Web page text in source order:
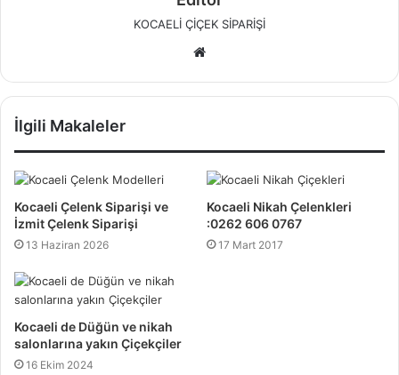
KOCAELİ ÇİÇEK SİPARİŞİ
b
e
s
i
İlgili Makaleler
Kocaeli Çelenk Siparişi ve
İzmit Çelenk Siparişi
13 Haziran 2026
Kocaeli Nikah Çelenkleri
:0262 606 0767
17 Mart 2017
Kocaeli de Düğün ve nikah
salonlarına yakın Çiçekçiler
16 Ekim 2024